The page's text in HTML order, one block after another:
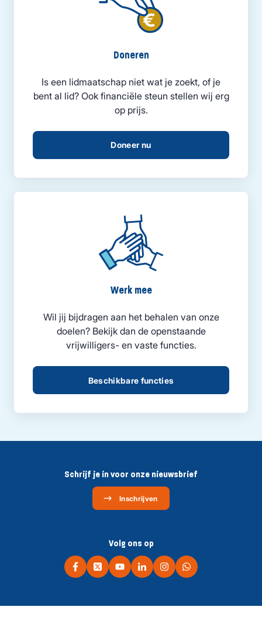
Doneren
Is een lidmaatschap niet wat je zoekt, of je
bent al lid? Ook financiële steun stellen wij erg
op prijs.
Doneer nu
Werk mee
Wil jij bijdragen aan het behalen van onze
doelen? Bekijk dan de openstaande
vrijwilligers- en vaste functies.
Beschikbare functies
Schrijf je in voor onze nieuwsbrief
Inschrijven
Volg ons op